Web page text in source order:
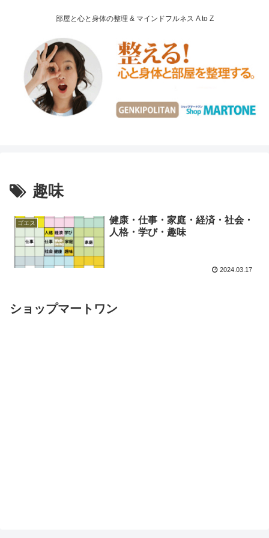
部屋と心と身体の整理 & マインドフルネス A to Z
趣味
ゴエス
健康・仕事・家庭・経済・社会・
人格・学び・趣味
2024.03.17
ショップマートワン